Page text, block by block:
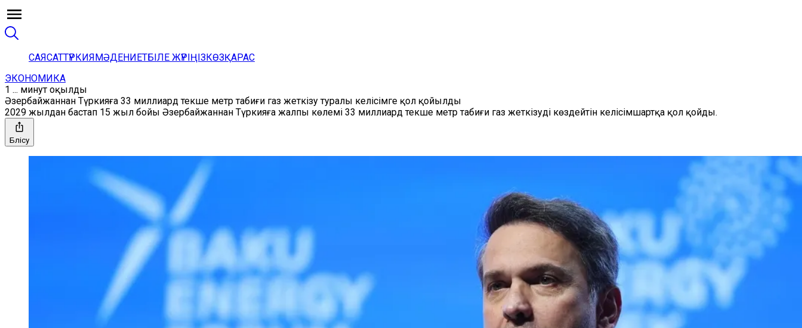
САЯСАТТҮРКИЯМӘДЕНИЕТБІЛЕ ЖҮРІҢІЗКӨЗҚАРАС
ЭКОНОМИКА
1 ... минут оқылды
Әзербайжаннан Түркияға 33 миллиард текше метр табиғи газ жеткізу туралы келісімге қол қойылды
2029 жылдан бастап 15 жыл бойы Әзербайжаннан Түркияға жалпы көлемі 33 миллиард текше метр табиғи газ жеткізуді көздейтін келісімшартқа қол қойды.
Бөлісу